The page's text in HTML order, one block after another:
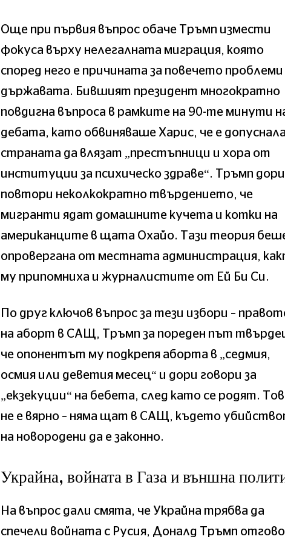
Още при първия въпрос обаче Тръмп измести
фокуса върху нелегалната миграция, която
според него е причината за повечето проблеми
държавата. Бившият президент многократно
повдигна въпроса в рамките на 90-те минути
дебата, като обвиняваше Харис, че е
страната да влязат „престъпници и хора от
институции за психическо здраве“. Тръмп дори
повтори неколкократно твърдението, че
мигранти ядат домашните кучета и котки на
американците в щата Охайо. Тази теория
опровергана от местната администрация,
му припомниха и журналистите от Ей Би Си.
По друг ключов въпрос за тези избори –
на аборт в САЩ, Тръмп за пореден път
че опонентът му подкрепя аборта в „седмия,
осмия или деветия месец“ и дори говори за
„екзекуции“ на бебета, след като се родят.
не е вярно – няма щат в САЩ, където
на новородени да е законно.
Украйна, войната в Газа и външна
На въпрос дали смята, че Украйна трябва да
спечели войната с Русия, Доналд Тръмп